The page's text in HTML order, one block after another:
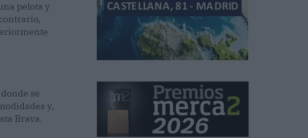
pelota y
se
y,
Brava.